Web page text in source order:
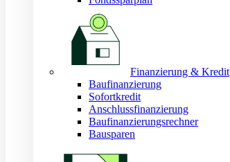
Finanzierung & Kredit
Baufinanzierung
Sofortkredit
Anschlussfinanzierung
Baufinanzierungsrechner
Bausparen